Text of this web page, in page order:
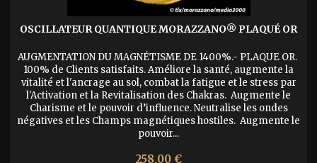
OSCILLATEUR QUANTIQUE MORAZZANO® PLAQUÉ OR
AUGMENTATION DU MAGNÉTISME DE 1400%.- PLAQUE OR.
100% de Clients satisfaits. Améliore la santé, augmente la
vitalité et l'ancrage au sol, combat la fatigue et le stress par
l'Activation et la Revitalisation des Chakras. Augmente le
Charisme et le pouvoir d’influence. Neutralise les ondes
négatives et les Champs magnétiques hostiles. Augmente le
pouvoir...
Prix
258,00 €